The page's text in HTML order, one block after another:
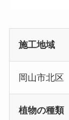
施工地域
岡山市北区
植物の種類